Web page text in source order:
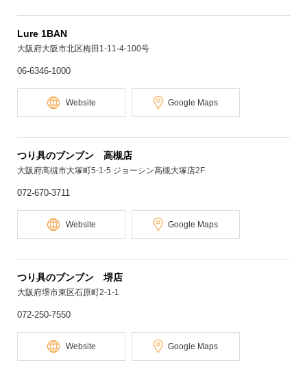
Lure 1BAN
大阪府大阪市北区梅田1-11-4-100号
06-6346-1000
Website Google Maps
つり具のブンブン 高槻店
大阪府高槻市大塚町5-1-5 ジョーシン高槻大塚店2F
072-670-3711
Website Google Maps
つり具のブンブン 堺店
大阪府堺市東区石原町2-1-1
072-250-7550
Website Google Maps